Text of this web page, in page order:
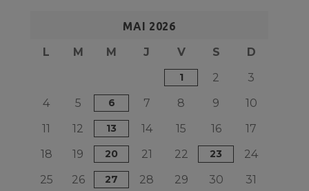
MAI 2026
L M M J V S D
1 2
3
4
5 6 7 8 9
10
11
12 13 14 15 16
17
18
19 20 21 22 23
24
25
26 27 28 29 30 31